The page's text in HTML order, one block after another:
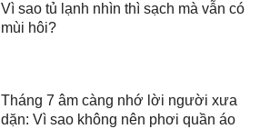
Vì sao tủ lạnh nhìn thì sạch mà vẫn có
mùi hôi?
Tháng 7 âm càng nhớ lời người xưa
dặn: Vì sao không nên phơi quần áo